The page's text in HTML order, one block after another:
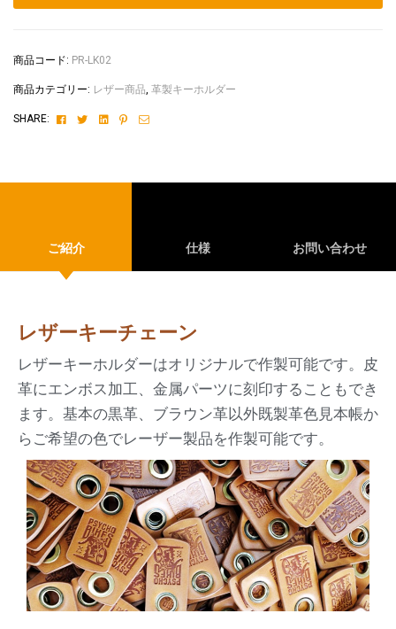
商品コード: PR-LK02
商品カテゴリー: レザー商品, 革製キーホルダー
SHARE: FacebookTwitterLinkedinPinterest
Email
ご紹介 仕様 お問い合わせ
レザーキーチェーン
レザーキーホルダーはオリジナルで作製可能です。皮
革にエンボス加工、金属パーツに刻印することもでき
ます。基本の黒革、ブラウン革以外既製革色見本帳か
らご希望の色でレーザー製品を作製可能です。